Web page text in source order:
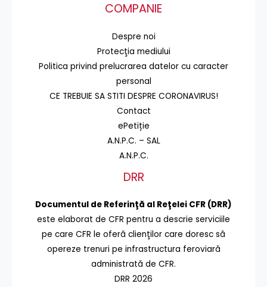
COMPANIE
Despre noi
Protecţia mediului
Politica privind prelucrarea datelor cu caracter
personal
CE TREBUIE SA STITI DESPRE CORONAVIRUS!
Contact
ePetiție
A.N.P.C. – SAL
A.N.P.C.
DRR
Documentul de Referinţă al Reţelei CFR (DRR)
este elaborat de CFR pentru a descrie serviciile
pe care CFR le oferă clienţilor care doresc să
opereze trenuri pe infrastructura feroviară
administrată de CFR.
DRR 2026